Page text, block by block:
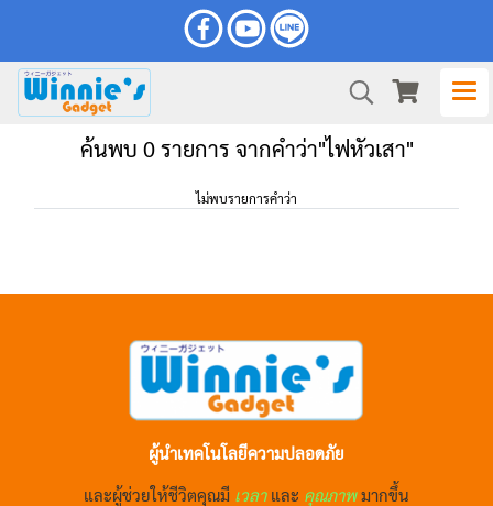
ค้นพบ 0 รายการ จากคำว่า"ไฟหัวเสา"
ไม่พบรายการคำว่า
ผู้นำเทคโนโลยีความปลอดภัย
และผู้ช่วยให้ชีวิตคุณมี เวลา และ คุณภาพ มากขึ้น